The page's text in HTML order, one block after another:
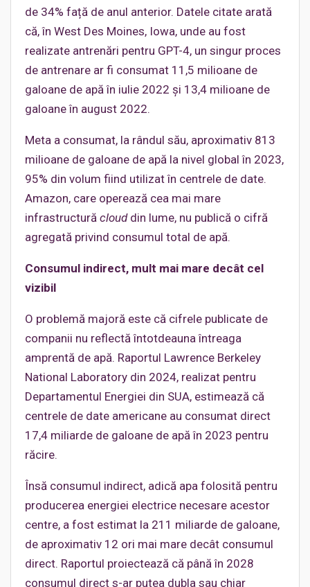
de 34% față de anul anterior. Datele citate arată
că, în West Des Moines, Iowa, unde au fost
realizate antrenări pentru GPT-4, un singur proces
de antrenare ar fi consumat 11,5 milioane de
galoane de apă în iulie 2022 și 13,4 milioane de
galoane în august 2022.
Meta a consumat, la rândul său, aproximativ 813
milioane de galoane de apă la nivel global în 2023,
95% din volum fiind utilizat în centrele de date.
Amazon, care operează cea mai mare
infrastructură clouddin lume, nu publică o cifră
agregată privind consumul total de apă.
Consumul indirect, mult mai mare decât cel
vizibil
O problemă majoră este că cifrele publicate de
companii nu reflectă întotdeauna întreaga
amprentă de apă. Raportul Lawrence Berkeley
National Laboratory din 2024, realizat pentru
Departamentul Energiei din SUA, estimează că
centrele de date americane au consumat direct
17,4 miliarde de galoane de apă în 2023 pentru
răcire.
Însă consumul indirect, adică apa folosită pentru
producerea energiei electrice necesare acestor
centre, a fost estimat la 211 miliarde de galoane,
de aproximativ 12 ori mai mare decât consumul
direct. Raportul proiectează că până în 2028
consumul direct s-ar putea dubla sau chiar